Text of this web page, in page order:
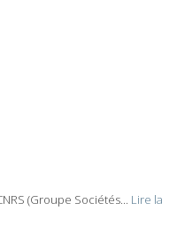
(Groupe Sociétés... Lire la